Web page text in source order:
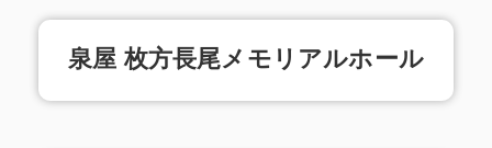
泉屋 枚方長尾メモリアルホール